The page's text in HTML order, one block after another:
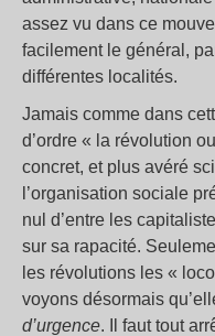
assez vu dans ce
facilement le général,
différentes localités.
Jamais comme dans
d’ordre « la révolution
concret, et plus avéré
l’organisation sociale
nul d’entre les
sur sa rapacité.
les révolutions les «
voyons désormais
d’urgence. Il faut tout